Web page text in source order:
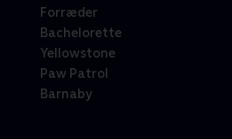
Forræder
Bachelorette
Yellowstone
Paw Patrol
Barnaby